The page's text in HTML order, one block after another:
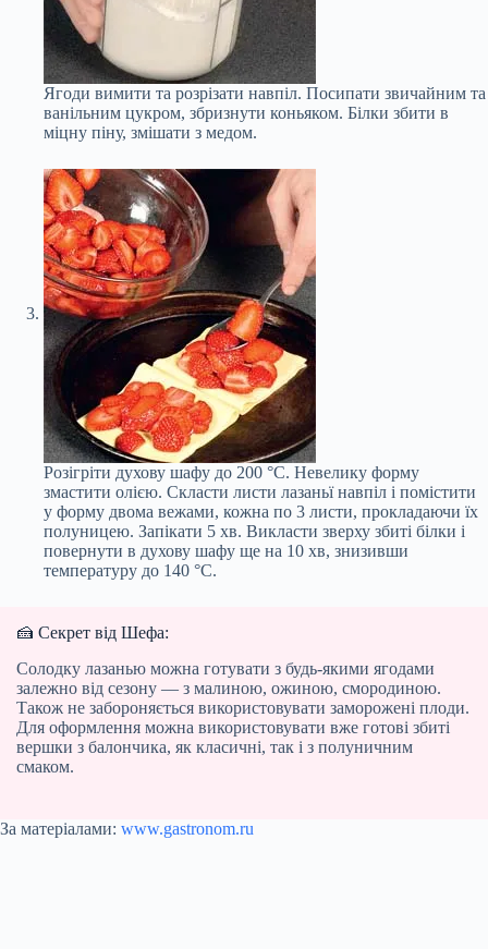
Ягоди вимити та розрізати навпіл. Посипати звичайним та
ванільним цукром, збризнути коньяком. Білки збити в
міцну піну, змішати з медом.
Розігріти духову шафу до 200 °С. Невелику форму
змастити олією. Скласти листи лазаньї навпіл і помістити
у форму двома вежами, кожна по 3 листи, прокладаючи їх
полуницею. Запікати 5 хв. Викласти зверху збиті білки і
повернути в духову шафу ще на 10 хв, знизивши
температуру до 140 °С.
🍰 Секрет від Шефа:
Солодку лазанью можна готувати з будь-якими ягодами
залежно від сезону — з малиною, ожиною, смородиною.
Також не забороняється використовувати заморожені плоди.
Для оформлення можна використовувати вже готові збиті
вершки з балончика, як класичні, так і з полуничним
смаком.
За матеріалами: www.gastronom.ru